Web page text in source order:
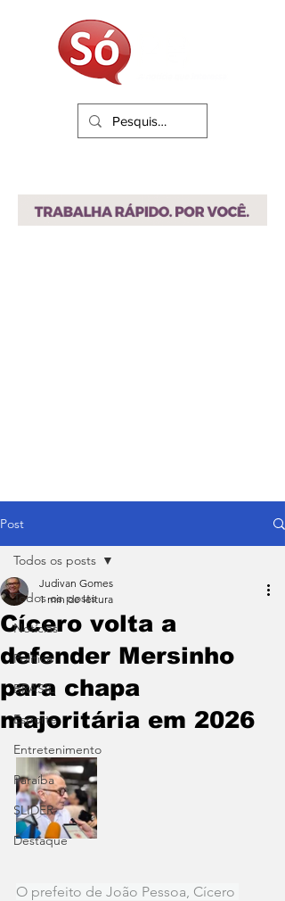
Post
Todos os posts
Notícias
Política
BRASIL
Esporte
Entretenimento
Paraíba
SLIDER
Destaque
Todos os posts
Cícero volta a
defender Mersinho
para chapa
majoritária em 2026
Judivan Gomes
1 min de leitura
O prefeito de João Pessoa, Cícero